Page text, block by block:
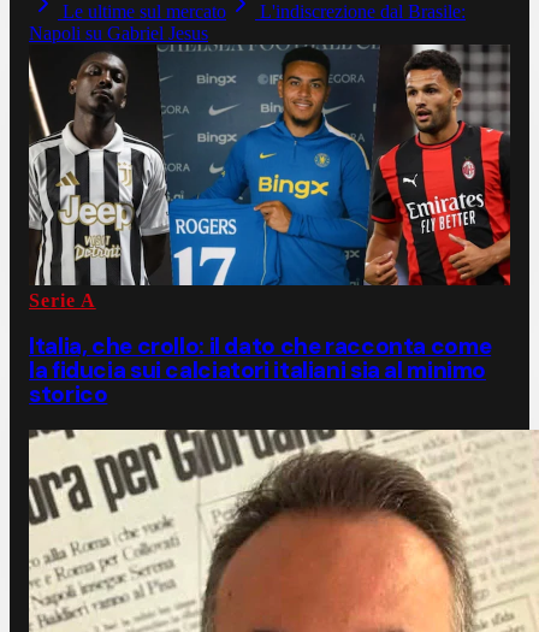
Le ultime sul mercato
L'indiscrezione dal Brasile:
Napoli su Gabriel Jesus
Serie A
Italia, che crollo: il dato che racconta come
la fiducia sui calciatori italiani sia al minimo
storico